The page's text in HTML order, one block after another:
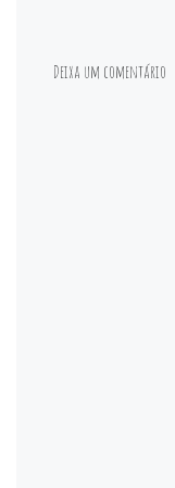
Deixa um comentário